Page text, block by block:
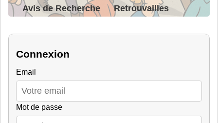
Avis de Recherche
Retrouvailles
Connexion
Email
Mot de passe